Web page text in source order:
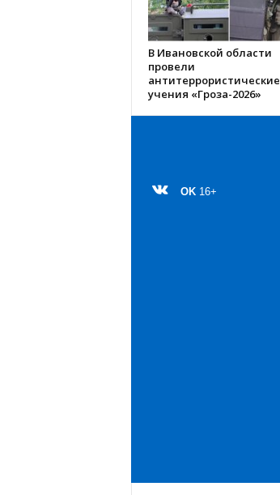
В Ивановской области
провели
антитеррористические
учения «Гроза-2026»
OK 16+